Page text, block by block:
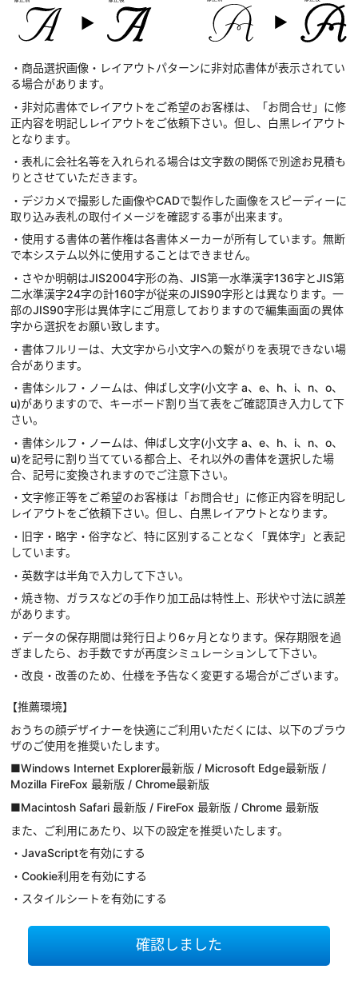
・商品選択画像・レイアウトパターンに非対応書体が表示されてい
る場合があります。
・非対応書体でレイアウトをご希望のお客様は、「お問合せ」に修
正内容を明記しレイアウトをご依頼下さい。但し、白黒レイアウト
となります。
・表札に会社名等を入れられる場合は文字数の関係で別途お見積も
りとさせていただきます。
・デジカメで撮影した画像やCADで製作した画像をスピーディーに
取り込み表札の取付イメージを確認する事が出来ます。
・使用する書体の著作権は各書体メーカーが所有しています。無断
で本システム以外に使用することはできません。
・さやか明朝はJIS2004字形の為、JIS第一水準漢字136字とJIS第
二水準漢字24字の計160字が従来のJIS90字形とは異なります。一
部のJIS90字形は異体字にご用意しておりますので編集画面の異体
字から選択をお願い致します。
・書体フルリーは、大文字から小文字への繋がりを表現できない場
合があります。
・書体シルフ・ノームは、伸ばし文字(小文字 a、e、h、i、n、o、
u)がありますので、キーボード割り当て表をご確認頂き入力して下
さい。
・書体シルフ・ノームは、伸ばし文字(小文字 a、e、h、i、n、o、
u)を記号に割り当てている都合上、それ以外の書体を選択した場
合、記号に変換されますのでご注意下さい。
・文字修正等をご希望のお客様は「お問合せ」に修正内容を明記し
レイアウトをご依頼下さい。但し、白黒レイアウトとなります。
・旧字・略字・俗字など、特に区別することなく「異体字」と表記
しています。
・英数字は半角で入力して下さい。
・焼き物、ガラスなどの手作り加工品は特性上、形状や寸法に誤差
があります。
・データの保存期間は発行日より6ヶ月となります。保存期限を過
ぎましたら、お手数ですが再度シミュレーションして下さい。
・改良・改善のため、仕様を予告なく変更する場合がございます。
【推薦環境】
おうちの顔デザイナーを快適にご利用いただくには、以下のブラウ
ザのご使用を推奨いたします。
■Windows Internet Explorer最新版 / Microsoft Edge最新版 /
Mozilla FireFox 最新版 / Chrome最新版
■Macintosh Safari 最新版 / FireFox 最新版 / Chrome 最新版
また、ご利用にあたり、以下の設定を推奨いたします。
・JavaScriptを有効にする
・Cookie利用を有効にする
・スタイルシートを有効にする
確認しました